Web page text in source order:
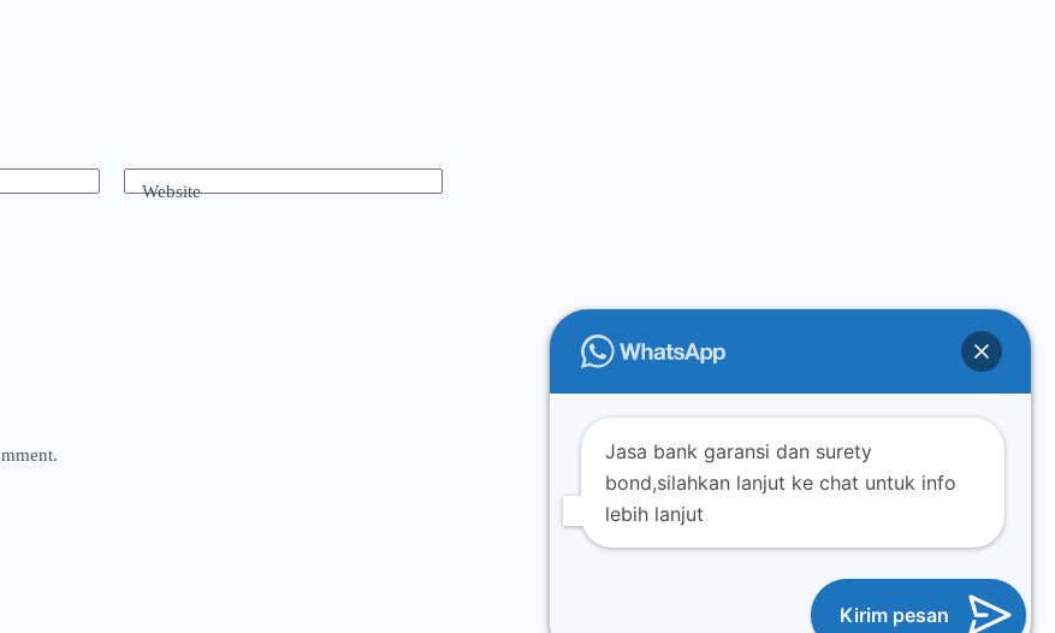
Website
Jasa bank garansi dan surety
bond,silahkan lanjut ke chat untuk info
lebih lanjut
Kirim pesan